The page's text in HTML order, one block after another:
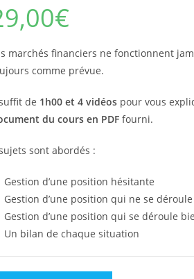
€
marchés financiers ne fonctionnent
comme prévue.
de 1h00 et 4 vidéos pour vous
du cours en PDF fourni.
sont abordés :
Gestion d’une position hésitante
Gestion d’une position qui ne se
Gestion d’une position qui se déroule
Un bilan de chaque situation